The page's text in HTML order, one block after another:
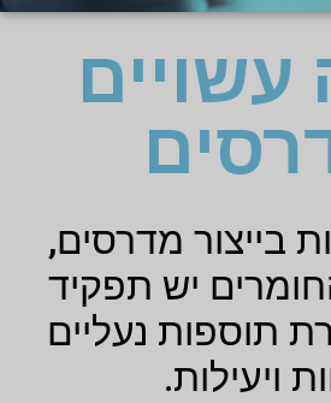
בייצור מדרסים,
יש תפקיד
תוספות נעליים
ויעילות.